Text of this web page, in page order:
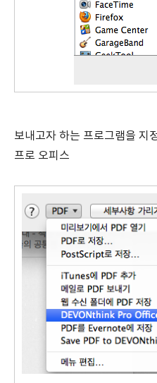
보내고자 하는 프로그램을 지
프로 오피스